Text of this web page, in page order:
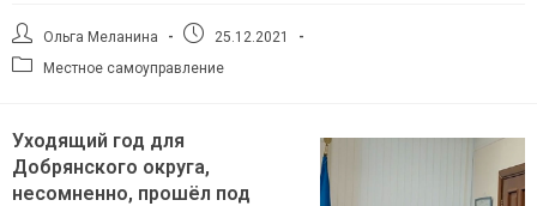
Автор
записи:
Ольга Меланина
Запись25.12.2021
РубрикаМестное самоуправление
Уходящий год для
Добрянского округа,
несомненно, прошёл под